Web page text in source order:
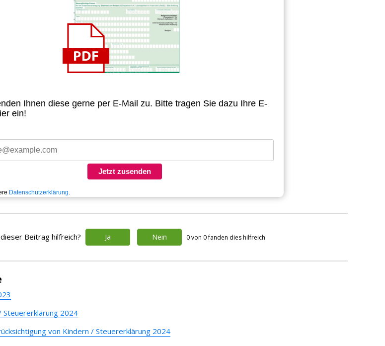
Ihnen diese gerne per E-Mail zu. Bitte tragen Sie dazu Ihre E-
ein!
Jetzt zusenden
Datenschutzerklärung.
Beitrag hilfreich? Ja Nein 0 von 0 fanden dies hilfreich
Steuererklärung 2024
von Kindern / Steuererklärung 2024